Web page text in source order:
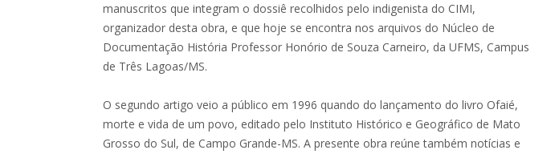
manuscritos que integram o dossiê recolhidos pelo indigenista do CIMI,
organizador desta obra, e que hoje se encontra nos arquivos do Núcleo de
Documentação História Professor Honório de Souza Carneiro, da UFMS, Campus
de Três Lagoas/MS.
O segundo artigo veio a público em 1996 quando do lançamento do livro Ofaié,
morte e vida de um povo, editado pelo Instituto Histórico e Geográfico de Mato
Grosso do Sul, de Campo Grande-MS. A presente obra reúne também notícias e